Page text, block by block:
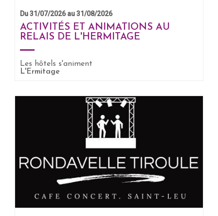
EN SAVOIR +
Du 31/07/2026 au 31/08/2026
ACTIVITÉS ET ANIMATIONS AU
RELAIS DE L'HERMITAGE
Les hôtels s'animent
L'Ermitage